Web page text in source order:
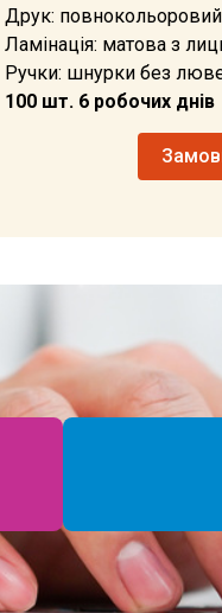
Друк:
Ламінація: матова з
Ручки: шнурки без
100 шт. 6 робочих